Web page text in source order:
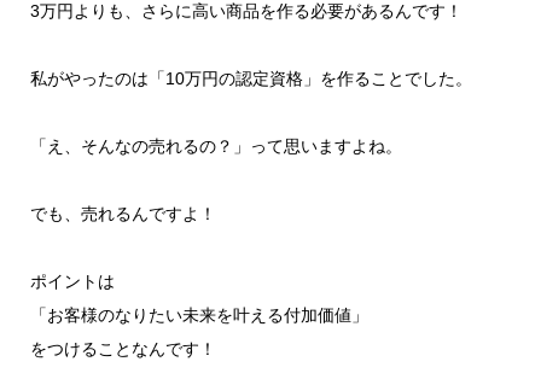
3万円よりも、さらに高い商品を作る必要があるんです！
私がやったのは「10万円の認定資格」を作ることでした。
「え、そんなの売れるの？」って思いますよね。
でも、売れるんですよ！
ポイントは
「お客様のなりたい未来を叶える付加価値」
をつけることなんです！